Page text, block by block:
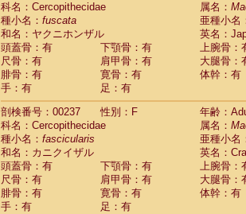
科名：Cercopithecidae
属名：
種小名： fuscata
亜種小名
和名：ヤクニホンザル
英名：
頭蓋骨：有
下顎骨：有
上腕骨：
尺骨：有
肩甲骨：有
大腿骨：
腓骨：有
寛骨：有
体幹：有
手：有
足：有
剖検番号：00237
性別：F
年齢：
科名：Cercopithecidae
属名：
種小名： fascicularis
亜種小名
和名：カニクイザル
英名：
頭蓋骨：有
下顎骨：有
上腕骨：
尺骨：有
肩甲骨：有
大腿骨：
腓骨：有
寛骨：有
体幹：有
手：有
足：有